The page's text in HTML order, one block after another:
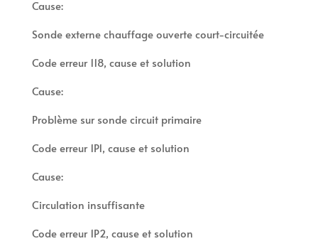
Cause:
Sonde externe chauffage ouverte court-circuitée
Code erreur 118, cause et solution
Cause:
Problème sur sonde circuit primaire
Code erreur 1P1, cause et solution
Cause:
Circulation insuffisante
Code erreur 1P2, cause et solution